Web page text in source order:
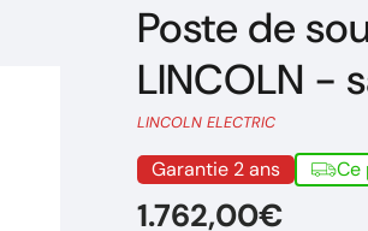
Poste de
LINCOLN -
LINCOLN ELECTRIC
Garantie 2 ans Ce
1.762,00€